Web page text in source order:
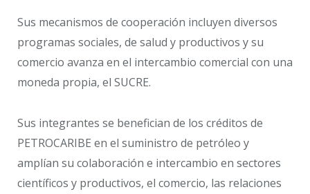
Sus mecanismos de cooperación incluyen diversos
programas sociales, de salud y productivos y su
comercio avanza en el intercambio comercial con una
moneda propia, el SUCRE.
Sus integrantes se benefician de los créditos de
PETROCARIBE en el suministro de petróleo y
amplían su colaboración e intercambio en sectores
científicos y productivos, el comercio, las relaciones